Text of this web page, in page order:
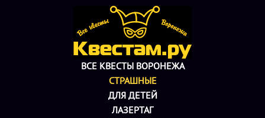
ВСЕ КВЕСТЫ ВОРОНЕЖА
СТРАШНЫЕ
ДЛЯ ДЕТЕЙ
ЛАЗЕРТАГ